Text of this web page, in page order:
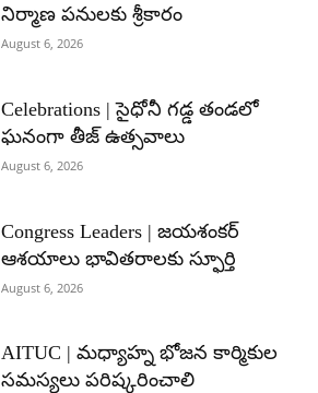
నిర్మాణ పనులకు శ్రీకారం
August 6, 2026
Celebrations | సైధోనీ గడ్డ తండలో
ఘనంగా తీజ్ ఉత్సవాలు
August 6, 2026
Congress Leaders | జయశంకర్
ఆశయాలు భావితరాలకు స్ఫూర్తి
August 6, 2026
AITUC | మధ్యాహ్న భోజన కార్మికుల
సమస్యలు పరిష్కరించాలి